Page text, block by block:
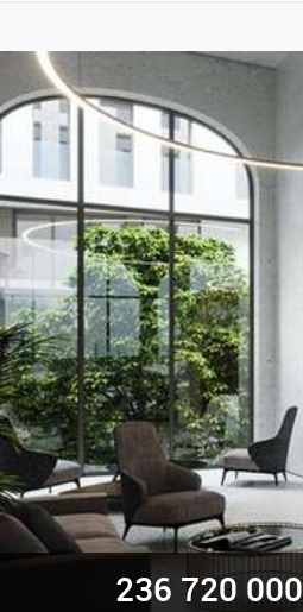
236 720 000